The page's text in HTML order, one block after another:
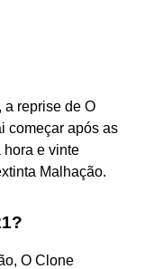
a reprise de O
começar após as
hora e vinte
Malhação.
O Clone